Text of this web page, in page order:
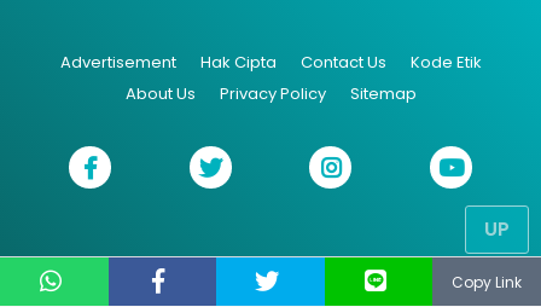
Copy Link
UP
Advertisement Hak Cipta Contact Us
Kode Etik
About Us
Privacy Policy Sitemap